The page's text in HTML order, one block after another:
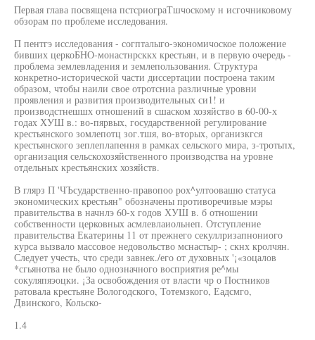
Первая глава посвящена пстсриограТшчоскому н исгочниковому
обзорам по проблеме исследования.
П пентгэ исследования - согпталыго-экономичоское положение
бивших церкоБНО-монастнрсккх крестьян, и в первую очередь -
проблема землевладения и землепользования. Структура
конкретно-исторической части диссертации построена таким
образом, чтобы наили свое отротсниа различные уровни
проявления и развития производительных си1! и
производстнешшх отношений в сшаском хозяйство в 60-00-х
годах ХУШ в.: во-пярвых, государственной регулирование
крестьянского зомлепотц зог.тшя, во-вторых, организкгся
крестьянского зеплеплапення в рамках сельского мира, з-тротьпх,
организация сельскохозяйственного производства на уровне
отдельных крестьянских хозяйств.
В глярз П 'ЧЪсударственно-правопоо рох^ултоовашю статуса
экономических крестьян" обозначены противоречивые мэры
правительства в начнлэ 60-х годов ХУШ в. б отношении
собственности церковных асмлевлаиольнеп. Отступление
правительства Екатерины 11 от прежнего секуллризапнониого
курса вызвало массовое недовольство мснастыр- ; скнх кролчян.
Следует учесть, что среди завнек./его от духовных '¡«зоцалов
*сгьянотва не было однозначного восприятия ре^мы
сокуляпяэоцки. ¡За освобождения от власти чр о Постников
ратовала крестьяне Вологодского, Тотемзкого, Еадсмго,
Двинского, Кольско-
1.4